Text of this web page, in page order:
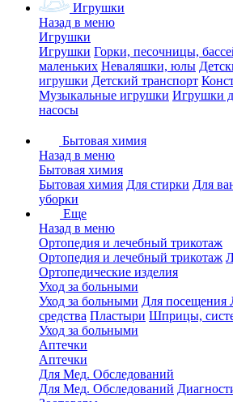
Игрушки
Назад в меню
Игрушки
Игрушки Горки, песочницы,
маленьких Неваляшки, юлы
игрушки Детский транспорт
Музыкальные игрушки Игрушки
насосы
Бытовая химия
Назад в меню
Бытовая химия
Бытовая химия Для стирки Для
уборки
Еще
Назад в меню
Ортопедия и лечебный трикотаж
Ортопедия и лечебный трикотаж
Ортопедические изделия
Уход за больными
Уход за больными Для
средства Пластыри Шприцы,
Уход за больными
Аптечки
Аптечки
Для Мед. Обследований
Для Мед. Обследований